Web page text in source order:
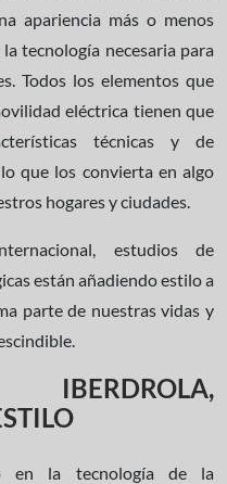
apariencia más o menos
tecnología necesaria para
Todos los elementos que
eléctrica tienen que
técnicas y de
que los convierta en algo
hogares y ciudades.
estudios de
están añadiendo estilo a
parte de nuestras vidas y
en la tecnología de la